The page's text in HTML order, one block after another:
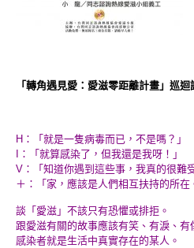
「轉角遇見愛：愛滋零距離計畫」巡迴
H：「就是一隻病毒而已，不是嗎？」
I：「就算感染了，但我還是我呀！」
V：「知道你遇到這些事，我真的很難受
＋：「家，應該是人們相互扶持的所在
談「愛滋」不該只有恐懼或排拒。
跟愛滋有關的故事應該有笑、有淚、有
感染者就是生活中真實存在的某人。